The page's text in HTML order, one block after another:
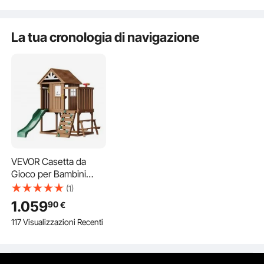
La tua cronologia di navigazione
VEVOR Casetta da
Gioco per Bambini
all'Aperto, Casetta da
Giardino per Bambini in
Legno di Cedro,
Casetta da Gioco da
(1)
1.05990€
117 Visualizzazioni Recenti